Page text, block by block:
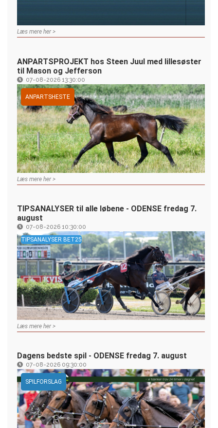
Læs mere her >
ANPARTSPROJEKT hos Steen Juul med lillesøster
til Mason og Jefferson
07-08-2026 13:30:00
ANPARTSHESTE
Læs mere her >
TIPSANALYSER til alle løbene - ODENSE fredag 7.
august
07-08-2026 10:30:00
TIPSANALYSER BET25
Læs mere her >
Dagens bedste spil - ODENSE fredag 7. august
07-08-2026 09:30:00
SPILFORSLAG